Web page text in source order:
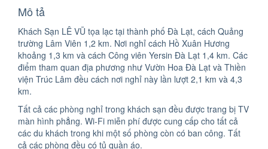
Mô tả
Khách Sạn LÊ VŨ tọa lạc tại thành phố Đà Lạt, cách Quảng
trường Lâm Viên 1,2 km. Nơi nghỉ cách Hồ Xuân Hương
khoảng 1,3 km và cách Công viên Yersin Đà Lạt 1,4 km. Các
điểm tham quan địa phương như Vườn Hoa Đà Lạt và Thiền
viện Trúc Lâm đều cách nơi nghỉ này lần lượt 2,1 km và 4,3
km.
Tất cả các phòng nghỉ trong khách sạn đều được trang bị TV
màn hình phẳng. Wi-Fi miễn phí được cung cấp cho tất cả
các du khách trong khi một số phòng còn có ban công. Tất
cả các phòng đều có tủ quần áo.